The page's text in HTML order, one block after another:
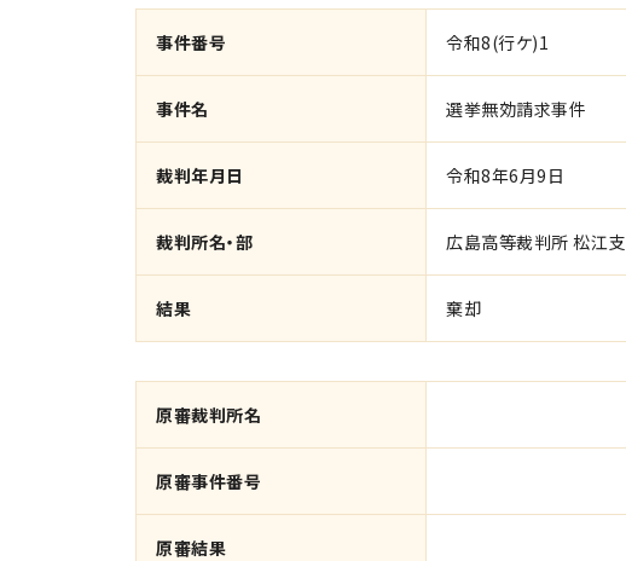
事件番号 令和8(行ケ)1
事件名 選挙無効請求事件
裁判年月日 令和8年6月9日
裁判所名・部 広島高等裁判所 松江
結果 棄却
原審裁判所名
原審事件番号
原審結果